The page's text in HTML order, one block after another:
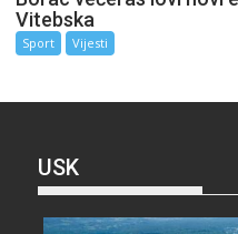
Vitebska
Sport Vijesti
USK